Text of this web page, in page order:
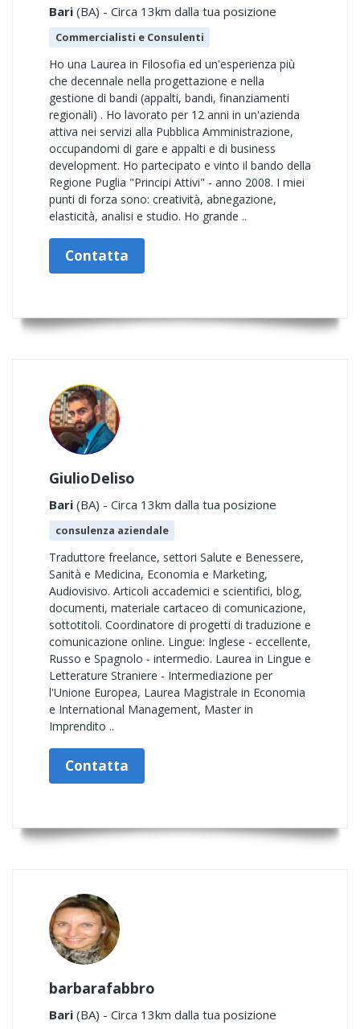
Bari (BA) - Circa 13km dalla tua posizione
Commercialisti e Consulenti
Ho una Laurea in Filosofia ed un'esperienza più
che decennale nella progettazione e nella
gestione di bandi (appalti, bandi, finanziamenti
regionali) . Ho lavorato per 12 anni in un'azienda
attiva nei servizi alla Pubblica Amministrazione,
occupandomi di gare e appalti e di business
development. Ho partecipato e vinto il bando della
Regione Puglia "Principi Attivi" - anno 2008. I miei
punti di forza sono: creatività, abnegazione,
elasticità, analisi e studio. Ho grande ..
Contatta
GiulioDeliso
Bari (BA) - Circa 13km dalla tua posizione
consulenza aziendale
Traduttore freelance, settori Salute e Benessere,
Sanità e Medicina, Economia e Marketing,
Audiovisivo. Articoli accademici e scientifici, blog,
documenti, materiale cartaceo di comunicazione,
sottotitoli. Coordinatore di progetti di traduzione e
comunicazione online. Lingue: Inglese - eccellente,
Russo e Spagnolo - intermedio. Laurea in Lingue e
Letterature Straniere - Intermediazione per
l'Unione Europea, Laurea Magistrale in Economia
e International Management, Master in
Imprendito ..
Contatta
barbarafabbro
Bari (BA) - Circa 13km dalla tua posizione